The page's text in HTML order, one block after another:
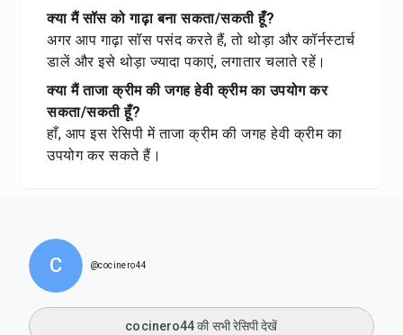
क्या मैं सॉस को गाढ़ा बना सकता/सकती हूँ?
अगर आप गाढ़ा सॉस पसंद करते हैं, तो थोड़ा और कॉर्नस्टार्च
डालें और इसे थोड़ा ज्यादा पकाएं, लगातार चलाते रहें।
क्या मैं ताजा क्रीम की जगह हेवी क्रीम का उपयोग कर
सकता/सकती हूँ?
हाँ, आप इस रेसिपी में ताजा क्रीम की जगह हेवी क्रीम का
उपयोग कर सकते हैं।
C @cocinero44
cocinero44 की सभी रेसिपी देखें